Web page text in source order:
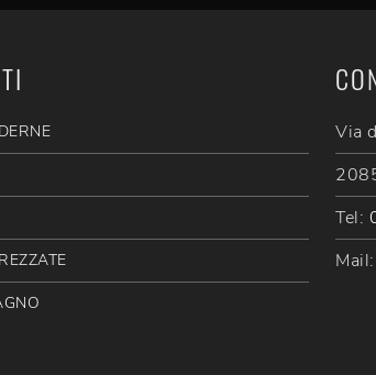
Via
Tel:
Mail: